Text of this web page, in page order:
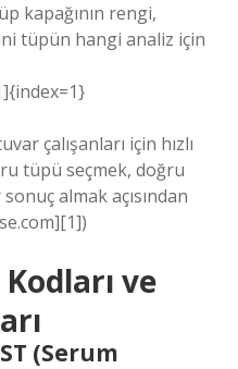
kapağının rengi,
tüpün hangi analiz için
çalışanları için hızlı
tüpü seçmek, doğru
almak açısından
ve
(Serum